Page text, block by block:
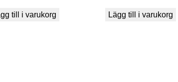
till i varukorg Lägg till i varukorg